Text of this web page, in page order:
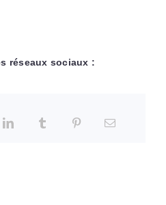
réseaux sociaux :